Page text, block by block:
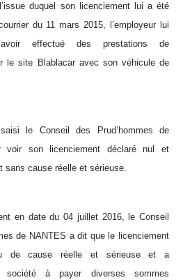
duquel son licenciement lui a été
du 11 mars 2015, l’employeur lui
effectué des prestations de
le site Blablacar avec son véhicule de
le Conseil des Prud’hommes de
voir son licenciement déclaré nul et
sans cause réelle et sérieuse.
en date du 04 juillet 2016, le Conseil
de NANTES a dit que le licenciement
de cause réelle et sérieuse et a
société à payer diverses sommes